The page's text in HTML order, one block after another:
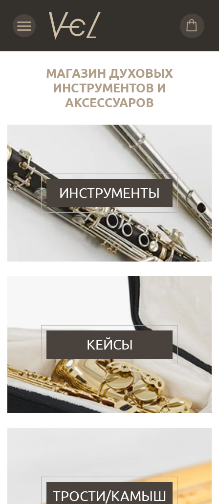
МАГАЗИН ДУХОВЫХ
ИНСТРУМЕНТОВ И
АКСЕССУАРОВ
ИНСТРУМЕНТЫ
КЕЙСЫ
ТРОСТИ/КАМЫШ